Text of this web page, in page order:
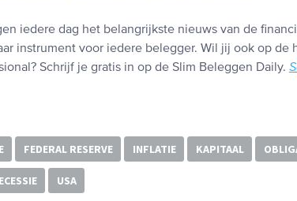
iedere dag het belangrijkste nieuws van de
instrument voor iedere belegger. Wil jij ook op de
Schrijf je gratis in op de Slim Beleggen Daily.
FEDERAL RESERVE INFLATIE KAPITAAL
USA